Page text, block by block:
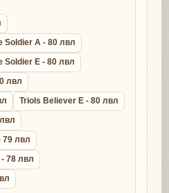
Soldier A - 80 лвл
Soldier E - 80 лвл
лвл
Triols Believer E - 80 лвл
79 лвл
78 лвл